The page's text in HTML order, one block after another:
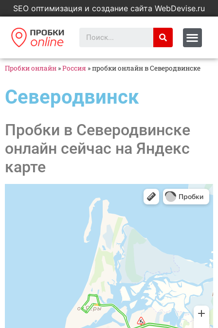
SEO оптимизация и создание сайта WebDevise.ru
Пробки онлайн »Россия »пробки онлайн в Северодвинске
Северодвинск
Пробки в Северодвинске
онлайн сейчас на Яндекс
карте